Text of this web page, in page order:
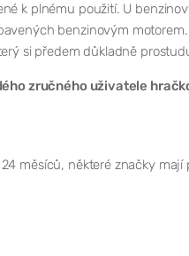
k plnému použití. U
benzinovým
si předem důkladně
zručného uživatele
měsíců, některé značky